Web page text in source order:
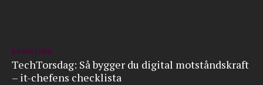
BRANSCHEN
TechTorsdag: Så bygger du digital motståndskraft
– it-chefens checklista